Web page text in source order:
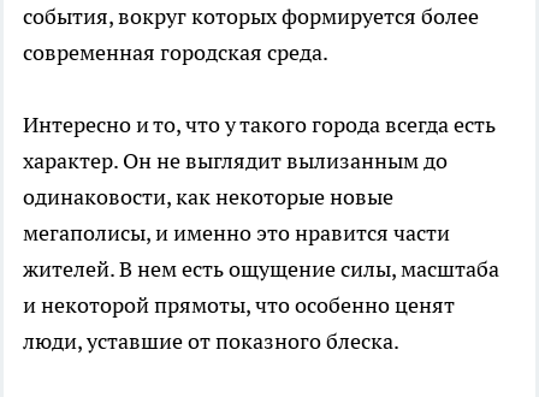
события, вокруг которых формируется более
современная городская среда.
Интересно и то, что у такого города всегда есть
характер. Он не выглядит вылизанным до
одинаковости, как некоторые новые
мегаполисы, и именно это нравится части
жителей. В нем есть ощущение силы, масштаба
и некоторой прямоты, что особенно ценят
люди, уставшие от показного блеска.